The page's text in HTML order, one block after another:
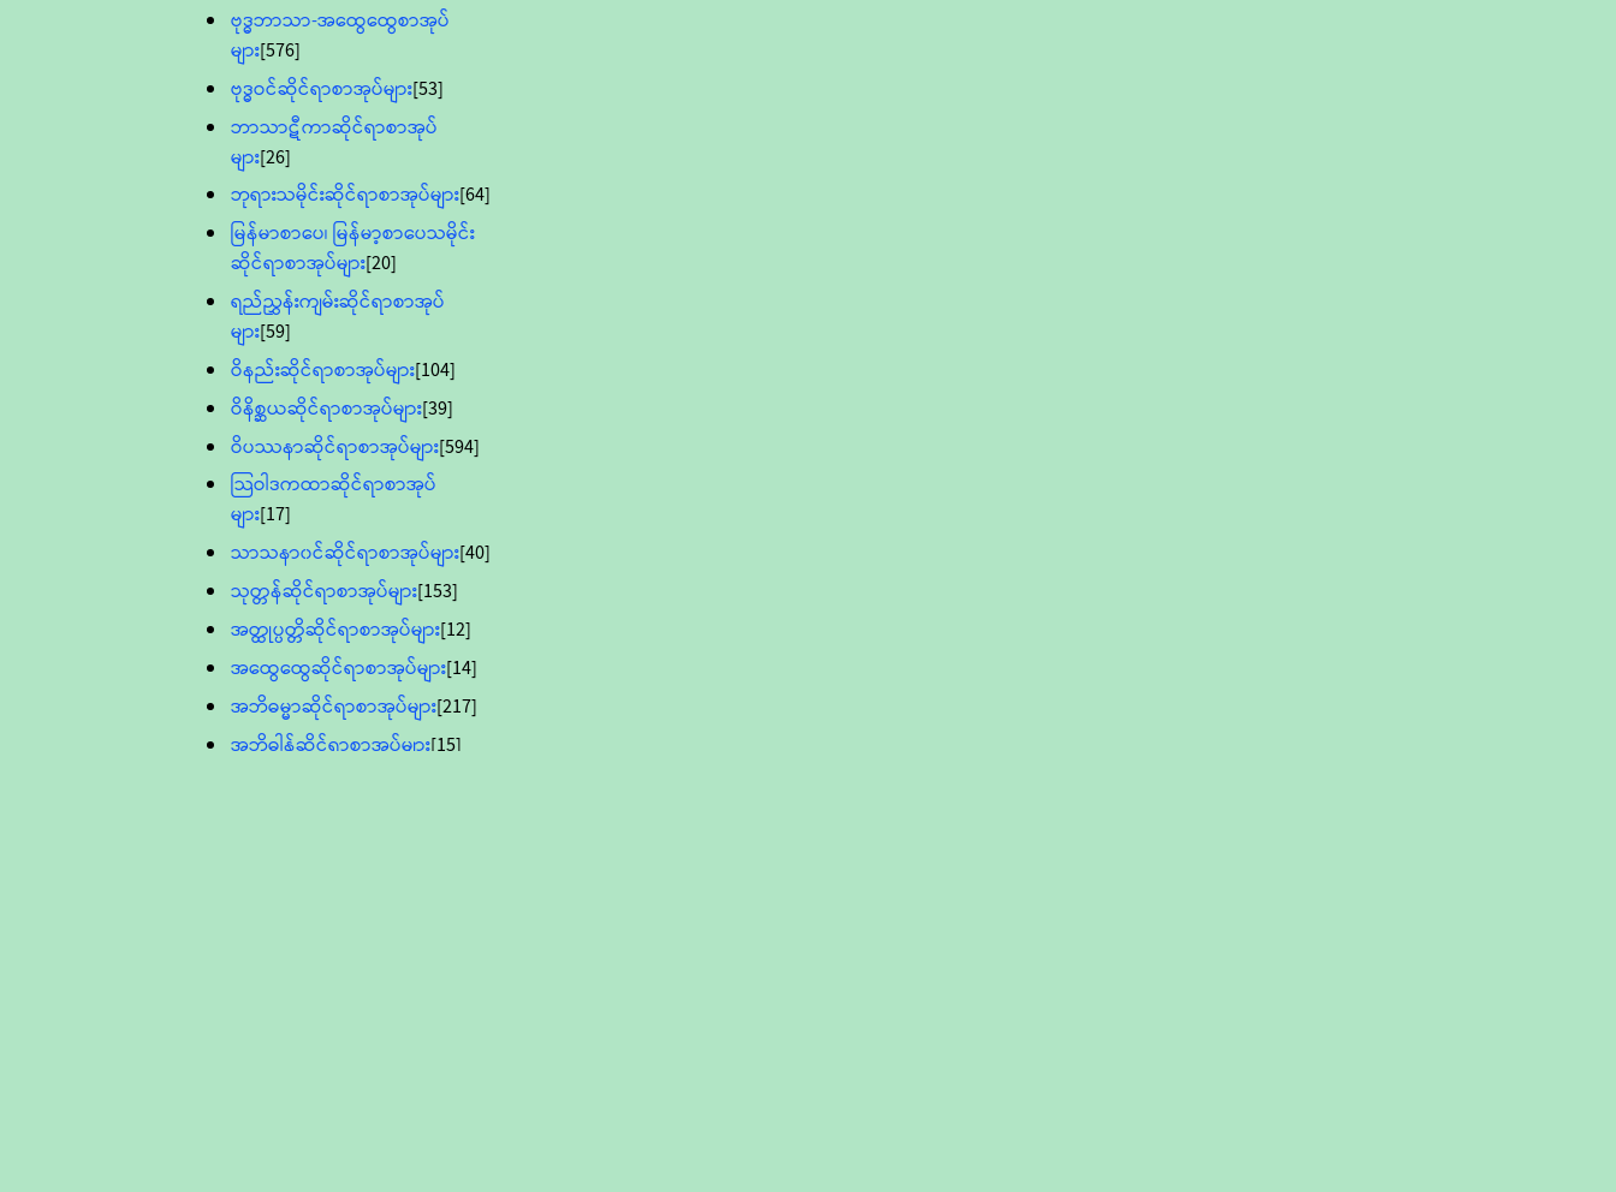
ဗုဒ္ဓဘာသာ-အထွေထွေစာအုပ်
များ[576]
ဗုဒ္ဓဝင်ဆိုင်ရာစာအုပ်များ[53]
ဘာသာဋီကာဆိုင်ရာစာအုပ်
များ[26]
ဘုရားသမိုင်းဆိုင်ရာစာအုပ်များ[64]
မြန်မာစာပေ၊ မြန်မာ့စာပေသမိုင်း
ဆိုင်ရာစာအုပ်များ[20]
ရည်ညွှန်းကျမ်းဆိုင်ရာစာအုပ်
များ[59]
ဝိနည်းဆိုင်ရာစာအုပ်များ[104]
ဝိနိစ္ဆယဆိုင်ရာစာအုပ်များ[39]
ဝိပဿနာဆိုင်ရာစာအုပ်များ[594]
သြဝါဒကထာဆိုင်ရာစာအုပ်
များ[17]
သာသနာ၀င်ဆိုင်ရာစာအုပ်များ[40]
သုတ္တန်ဆိုင်ရာစာအုပ်များ[153]
အတ္ထုပ္ပတ္တိဆိုင်ရာစာအုပ်များ[12]
အထွေထွေဆိုင်ရာစာအုပ်များ[14]
အဘိဓမ္မာဆိုင်ရာစာအုပ်များ[217]
အဘိဓါန်ဆိုင်ရာစာအုပ်များ[15]